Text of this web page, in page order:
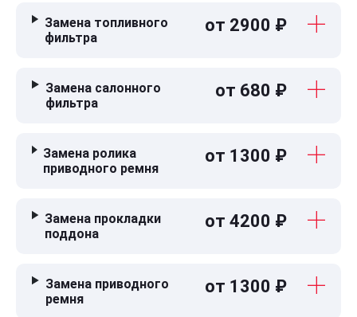
Замена топливного
фильтра
от 2900 ₽
Замена салонного
фильтра
от 680 ₽
Замена ролика
приводного ремня
от 1300 ₽
Замена прокладки
поддона
от 4200 ₽
Замена приводного
ремня
от 1300 ₽